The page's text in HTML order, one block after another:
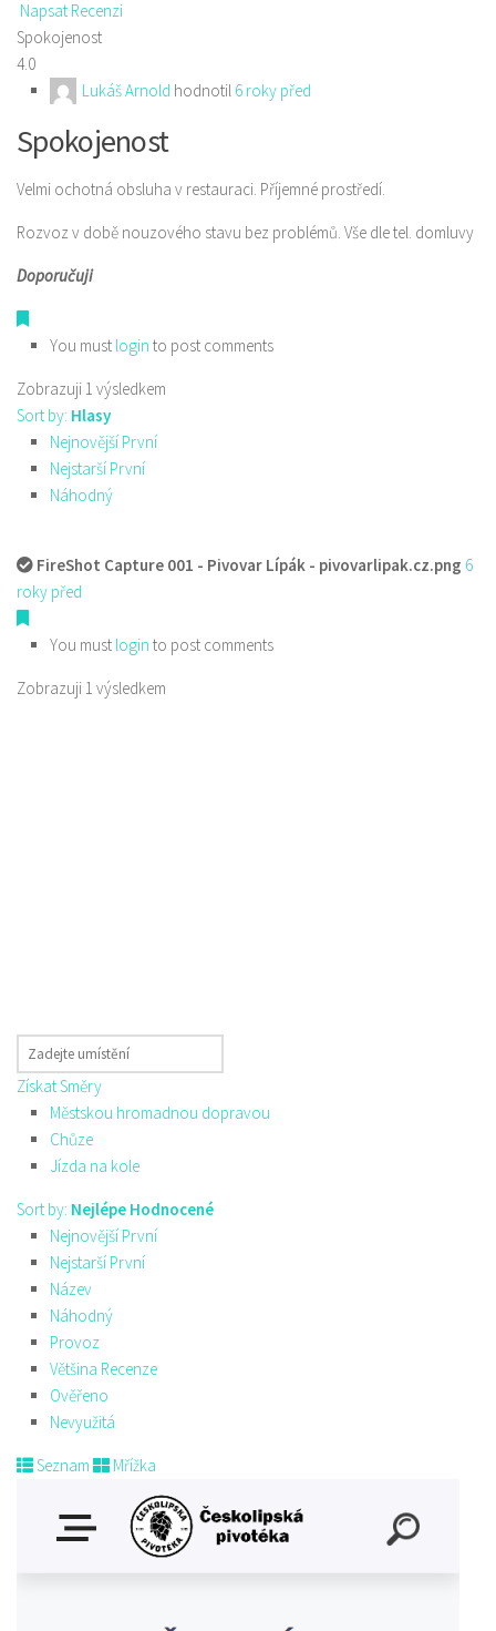
Napsat Recenzi
Spokojenost
4.0
Lukáš Arnold hodnotil 6 roky před
Spokojenost
Velmi ochotná obsluha v restauraci. Příjemné prostředí.
Rozvoz v době nouzového stavu bez problémů. Vše dle tel. domluvy
Doporučuji
You must login to post comments
Zobrazuji 1 výsledkem
Sort by: Hlasy
Nejnovější První
Nejstarší První
Náhodný
FireShot Capture 001 - Pivovar Lípák - pivovarlipak.cz.png 6
roky před
You must login to post comments
Zobrazuji 1 výsledkem
Získat Směry
Městskou hromadnou dopravou
Chůze
Jízda na kole
Sort by: Nejlépe Hodnocené
Nejnovější První
Nejstarší První
Název
Náhodný
Provoz
Většina Recenze
Ověřeno
Nevyužitá
Seznam Mřížka